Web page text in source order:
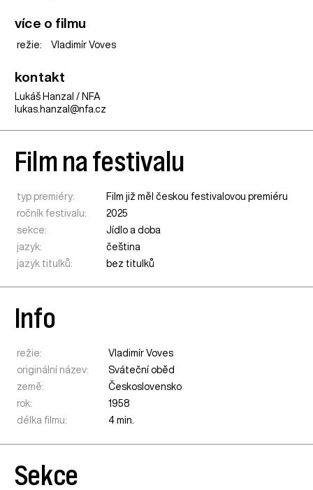
více o filmu
režie: Vladimír Voves
kontakt
Lukáš Hanzal / NFA
lukas.hanzal@nfa.cz
Film na festivalu
typ premiéry:
Film již měl českou festivalovou premiéru
ročník festivalu:
2025
sekce:
Jídlo a doba
jazyk:
čeština
jazyk titulků:
bez titulků
Info
režie:
Vladimír Voves
originální název:
Sváteční oběd
země:
Československo
rok:
1958
délka filmu:
4 min.
Sekce